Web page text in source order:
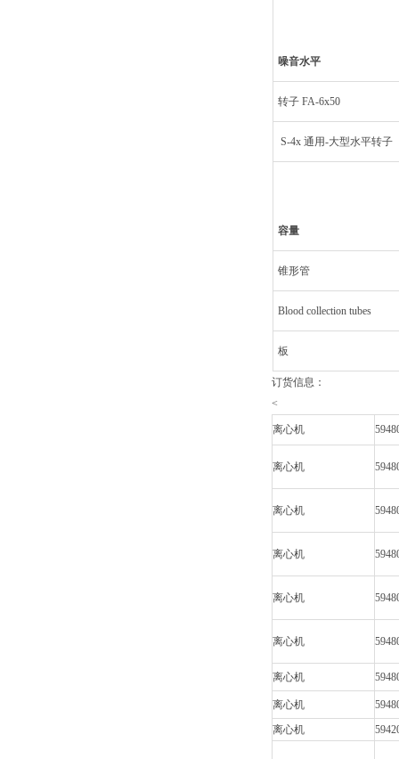
噪音水平
转子 FA-6x50
S-4x 通用-大型水平转子
容量
锥形管
Blood collection tubes
板
订货信息：
<
离心机
离心机
离心机
离心机
离心机
离心机
离心机
离心机
离心机